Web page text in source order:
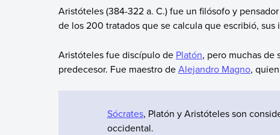
Aristóteles (384-322 a. C.) fue un filósofo y
de los 200 tratados que se calcula que escribió,
Aristóteles fue discípulo de Platón, pero muchas de
predecesor. Fue maestro deAlejandro Magno,
Sócrates, Platón y Aristóteles son
occidental.